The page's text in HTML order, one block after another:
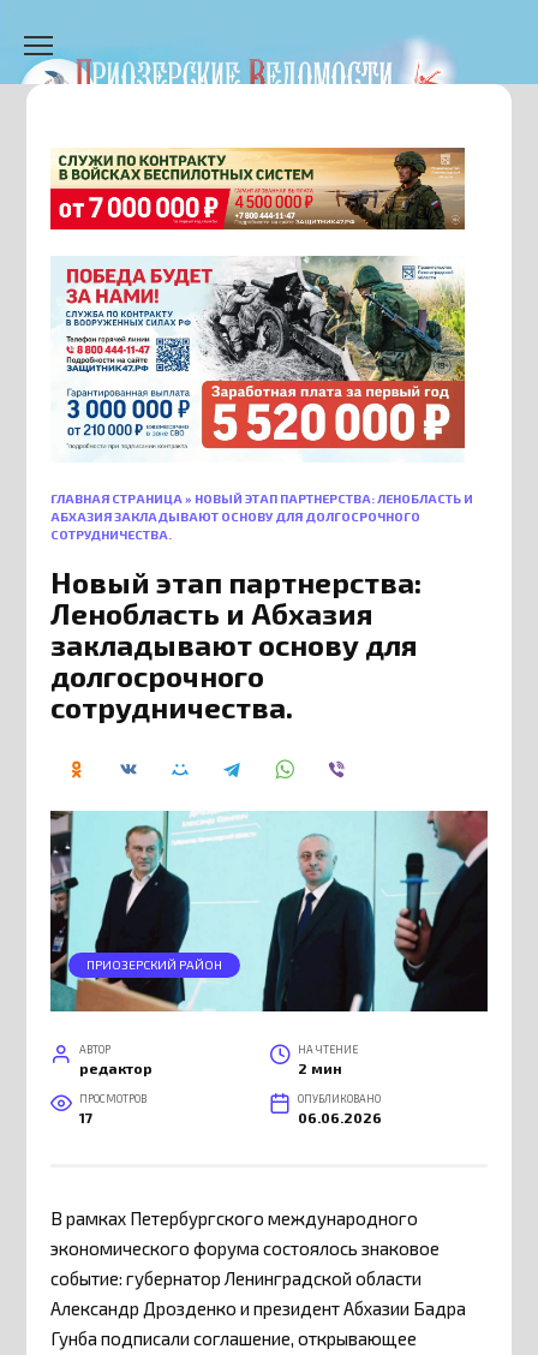
содержанию
ГЛАВНАЯ СТРАНИЦА » НОВЫЙ ЭТАП ПАРТНЕРСТВА: ЛЕНОБЛАСТЬ И
АБХАЗИЯ ЗАКЛАДЫВАЮТ ОСНОВУ ДЛЯ ДОЛГОСРОЧНОГО
СОТРУДНИЧЕСТВА.
Новый этап партнерства:
Ленобласть и Абхазия
закладывают основу для
долгосрочного
сотрудничества.
ПРИОЗЕРСКИЙ РАЙОН
АВТОР
редактор
НА ЧТЕНИЕ
2 мин
ПРОСМОТРОВ
17
ОПУБЛИКОВАНО
06.06.2026
В рамках Петербургского международного
экономического форума состоялось знаковое
событие: губернатор Ленинградской области
Александр Дрозденко и президент Абхазии Бадра
Гунба подписали соглашение, открывающее